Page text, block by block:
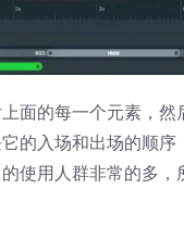
面的每一个元素，
的入场和出场的顺
使用人群非常的多